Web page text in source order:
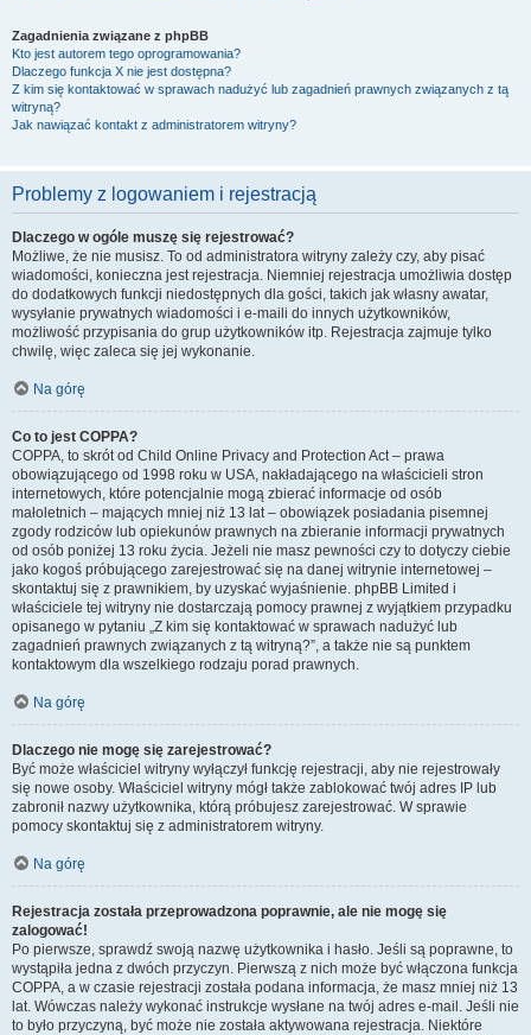
Zagadnienia związane z phpBB
Kto jest autorem tego oprogramowania?
Dlaczego funkcja X nie jest dostępna?
Z kim się kontaktować w sprawach nadużyć lub zagadnień prawnych związanych z tą
witryną?
Jak nawiązać kontakt z administratorem witryny?
Problemy z logowaniem i rejestracją
Dlaczego w ogóle muszę się rejestrować?
Możliwe, że nie musisz. To od administratora witryny zależy czy, aby pisać
wiadomości, konieczna jest rejestracja. Niemniej rejestracja umożliwia dostęp
do dodatkowych funkcji niedostępnych dla gości, takich jak własny awatar,
wysyłanie prywatnych wiadomości i e-maili do innych użytkowników,
możliwość przypisania do grup użytkowników itp. Rejestracja zajmuje tylko
chwilę, więc zaleca się jej wykonanie.
Na górę
Co to jest COPPA?
COPPA, to skrót od Child Online Privacy and Protection Act – prawa
obowiązującego od 1998 roku w USA, nakładającego na właścicieli stron
internetowych, które potencjalnie mogą zbierać informacje od osób
małoletnich – mających mniej niż 13 lat – obowiązek posiadania pisemnej
zgody rodziców lub opiekunów prawnych na zbieranie informacji prywatnych
od osób poniżej 13 roku życia. Jeżeli nie masz pewności czy to dotyczy ciebie
jako kogoś próbującego zarejestrować się na danej witrynie internetowej –
skontaktuj się z prawnikiem, by uzyskać wyjaśnienie. phpBB Limited i
właściciele tej witryny nie dostarczają pomocy prawnej z wyjątkiem przypadku
opisanego w pytaniu „Z kim się kontaktować w sprawach nadużyć lub
zagadnień prawnych związanych z tą witryną?”, a także nie są punktem
kontaktowym dla wszelkiego rodzaju porad prawnych.
Na górę
Dlaczego nie mogę się zarejestrować?
Być może właściciel witryny wyłączył funkcję rejestracji, aby nie rejestrowały
się nowe osoby. Właściciel witryny mógł także zablokować twój adres IP lub
zabronił nazwy użytkownika, którą próbujesz zarejestrować. W sprawie
pomocy skontaktuj się z administratorem witryny.
Na górę
Rejestracja została przeprowadzona poprawnie, ale nie mogę się
zalogować!
Po pierwsze, sprawdź swoją nazwę użytkownika i hasło. Jeśli są poprawne, to
wystąpiła jedna z dwóch przyczyn. Pierwszą z nich może być włączona funkcja
COPPA, a w czasie rejestracji została podana informacja, że masz mniej niż 13
lat. Wówczas należy wykonać instrukcje wysłane na twój adres e-mail. Jeśli nie
to było przyczyną, być może nie została aktywowana rejestracja. Niektóre